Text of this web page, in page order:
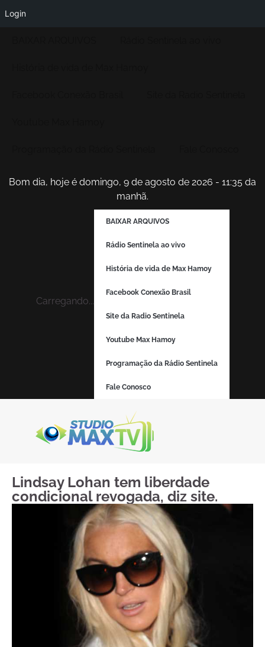
Bom dia, hoje é domingo, 9 de agosto de 2026 - 11:35 da
manhã.
Carregando...
BAIXAR ARQUIVOS
Rádio Sentinela ao vivo
História de vida de Max Hamoy
Facebook Conexão Brasil
Site da Radio Sentinela
Youtube Max Hamoy
Programação da Rádio Sentinela
Fale Conosco
Lindsay Lohan tem liberdade
condicional revogada, diz site.
Login